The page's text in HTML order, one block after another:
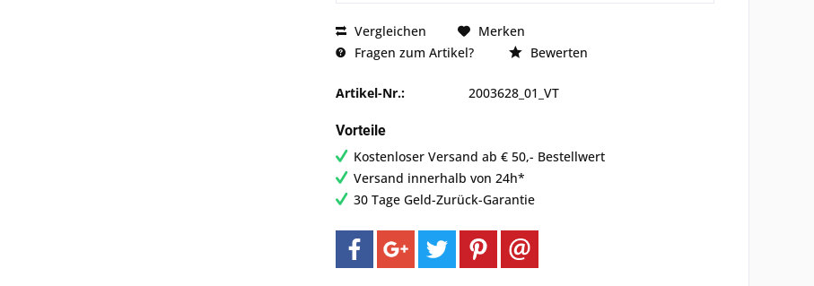
Vergleichen
Merken
Fragen zum Artikel?
Bewerten
Artikel-Nr.: 2003628_01_VT
Vorteile
Kostenloser Versand ab € 50,- Bestellwert
Versand innerhalb von 24h*
30 Tage Geld-Zurück-Garantie